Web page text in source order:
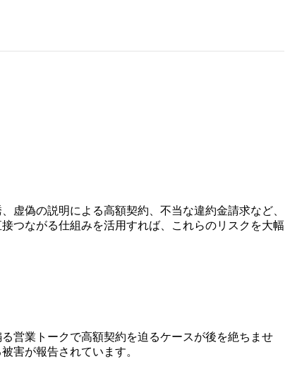
虚偽の説明による高額契約、不当な違約金請求など、
つながる仕組みを活用すれば、これらのリスクを大幅
営業トークで高額契約を迫るケースが後を絶ちませ
害が報告されています。